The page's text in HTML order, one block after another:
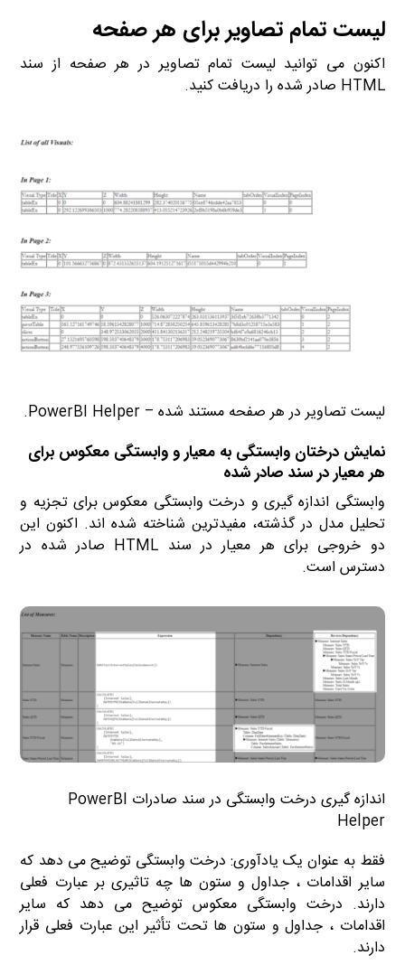
لیست تمام تصاویر برای هر صفحه
اکنون می توانید لیست تمام تصاویر در هر صفحه از سند
HTML صادر شده را دریافت کنید.
لیست تصاویر در هر صفحه مستند شده – PowerBI Helper.
نمایش درختان وابستگی به معیار و وابستگی معکوس برای
هر معیار در سند صادر شده
وابستگی اندازه گیری و درخت وابستگی معکوس برای تجزیه و
تحلیل مدل در گذشته، مفیدترین شناخته شده اند. اکنون این
دو خروجی برای هر معیار در سند HTML صادر شده در
دسترس است.
اندازه گیری درخت وابستگی در سند صادرات PowerBI
Helper
فقط به عنوان یک یادآوری: درخت وابستگی توضیح می دهد که
سایر اقدامات ، جداول و ستون ها چه تاثیری بر عبارت فعلی
دارند. درخت وابستگی معکوس توضیح می دهد که سایر
اقدامات ، جداول و ستون ها تحت تأثیر این عبارت فعلی قرار
دارند.